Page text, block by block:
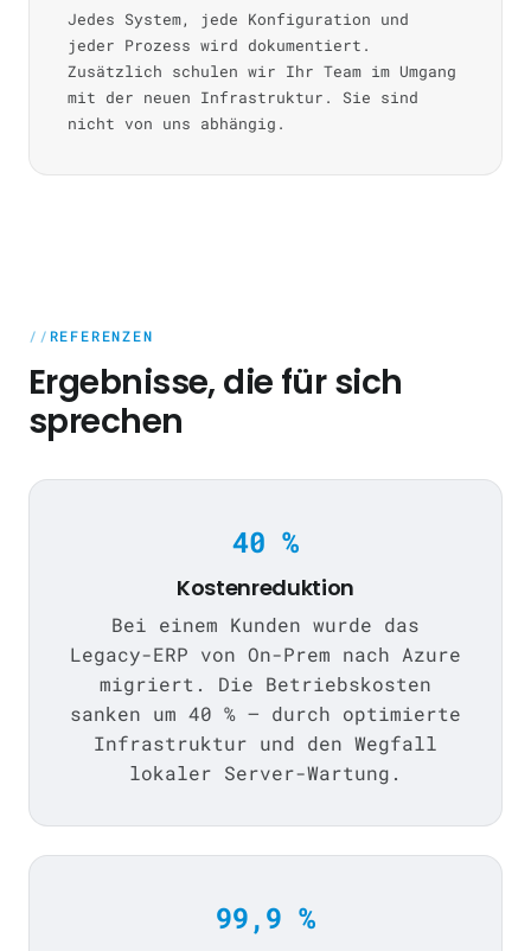
Jedes System, jede Konfiguration und
jeder Prozess wird dokumentiert.
Zusätzlich schulen wir Ihr Team im Umgang
mit der neuen Infrastruktur. Sie sind
nicht von uns abhängig.
REFERENZEN
Ergebnisse, die für sich
sprechen
40 %
Kostenreduktion
Bei einem Kunden wurde das
Legacy-ERP von On-Prem nach Azure
migriert. Die Betriebskosten
sanken um 40 % — durch optimierte
Infrastruktur und den Wegfall
lokaler Server-Wartung.
99,9 %